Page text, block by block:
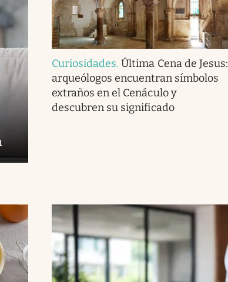
Curiosidades.Última Cena de Jesus:
arqueólogos encuentran símbolos
extraños en el Cenáculo y
descubren su significado